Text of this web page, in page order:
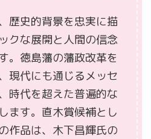
歴史的背景を忠実に描
クな展開と人間の信念
。徳島藩の藩政改革を
現代にも通じるメッセ
時代を超えた普遍的な
ます。直木賞候補とし
作品は、木下昌輝氏の